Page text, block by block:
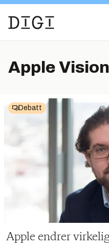
Apple
Debatt
Apple endrer